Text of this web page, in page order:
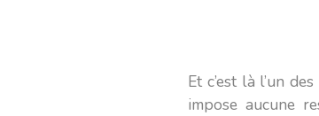
Et c’est là l’un
impose aucune